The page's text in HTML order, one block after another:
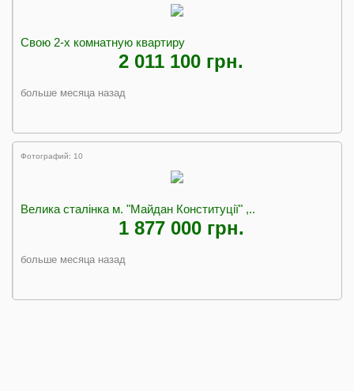
Свою 2-х комнатную квартиру
2 011 100 грн.
больше месяца назад
Фотографий: 10
Велика сталінка м. "Майдан Конституції" ,..
1 877 000 грн.
больше месяца назад